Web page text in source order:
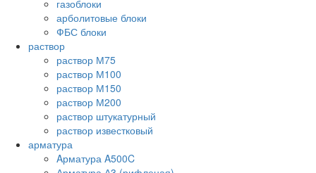
газоблоки
арболитовые блоки
ФБС блоки
раствор
раствор М75
раствор М100
раствор М150
раствор М200
раствор штукатурный
раствор известковый
арматура
Aрматура A500C